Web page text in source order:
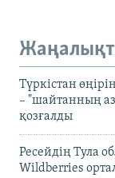
Түркістан
– "шайтанның
қозғалды
Ресейдің Тула
Wildberries